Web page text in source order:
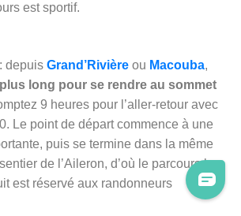
est sportif.
: depuis Grand’Rivière ou Macouba,
long pour se rendre au sommet
9 heures pour l’aller-retour avec
Le point de départ commence à une
puis se termine dans la même
de l’Aileron, d’où le parcours le
est réservé aux randonneurs